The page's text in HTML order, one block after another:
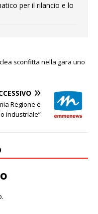
per il rilancio e lo
sconfitta nella gara uno
Regione e
industriale”